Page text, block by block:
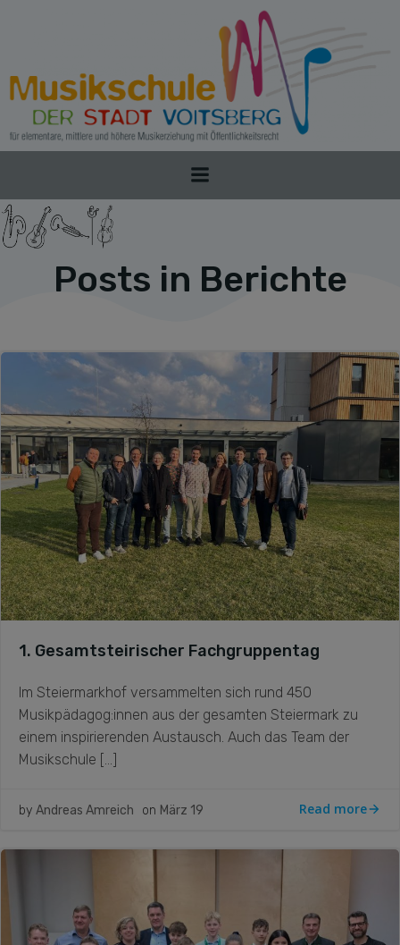
Inhalt
springen
Posts in Berichte
1. Gesamtsteirischer Fachgruppentag
Im Steiermarkhof versammelten sich rund 450
Musikpädagog:innen aus der gesamten Steiermark zu
einem inspirierenden Austausch. Auch das Team der
Musikschule […]
by Andreas Amreich on März 19 Read more